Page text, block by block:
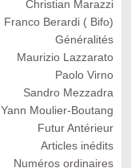
Christian Marazzi
Franco Berardi ( Bifo)
Généralités
Maurizio Lazzarato
Paolo Virno
Sandro Mezzadra
Yann Moulier-Boutang
Futur Antérieur
Articles inédits
Numéros ordinaires